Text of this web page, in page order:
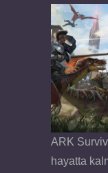
ARK
hayatta